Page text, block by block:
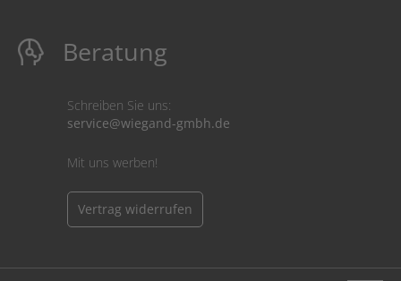
Beratung
Schreiben Sie uns:
service@wiegand-gmbh.de
Mit uns werben!
Vertrag widerrufen